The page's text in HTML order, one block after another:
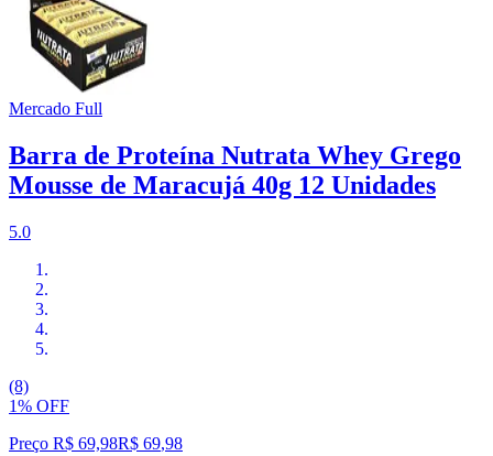
Mercado Full
Barra de Proteína Nutrata Whey Grego
Mousse de Maracujá 40g 12 Unidades
5.0
(8)
1% OFF
Preço R$ 69,98R$ 69,98